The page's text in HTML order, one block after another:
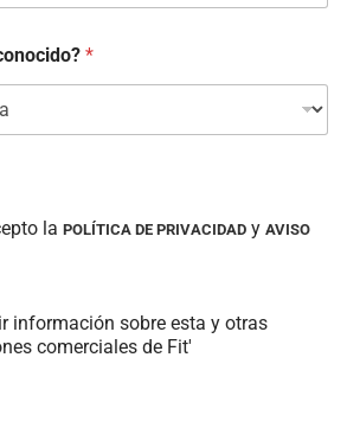
*
la POLÍTICA DE PRIVACIDAD y AVISO
información sobre esta y otras
comerciales de Fit'